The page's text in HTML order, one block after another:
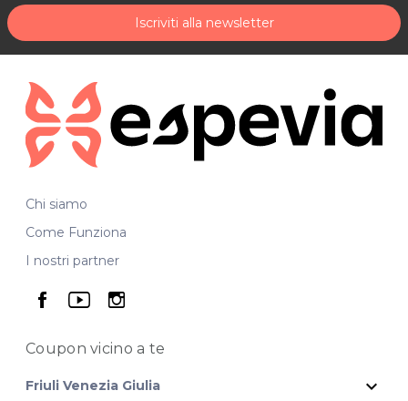
Iscriviti alla newsletter
Chi siamo
Come Funziona
I nostri partner
seguici su facebook
seguici su youtube
seguici su instagram
Coupon vicinoa te
Friuli Venezia Giulia expand_more